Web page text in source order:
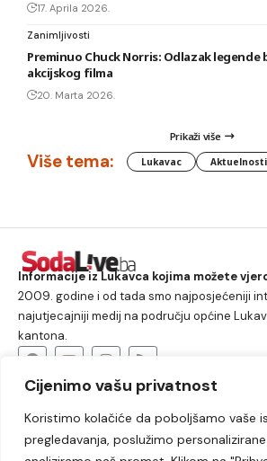
Cijenimo vašu privatnost
Koristimo kolačiće da poboljšamo vaše
pregledavanja, poslužimo
17. Aprila 2026.
Zanimljivosti
Preminuo Chuck Norris: Odlazak
akcijskog filma
20. Marta 2026.
Prikaži više
Više tema: Lukavac Aktuelnosti
Informacije iz Lukavca kojima možete
2009. godine i od tada smo najposjećeniji
najutjecajniji medij na području općine
kantona.
Lukavac Društvo Crna hronika
Kultura
Kolumne Slobodno